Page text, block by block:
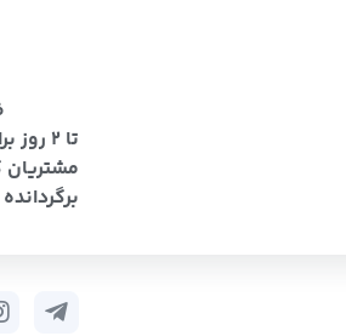
تا 2
مشتریان